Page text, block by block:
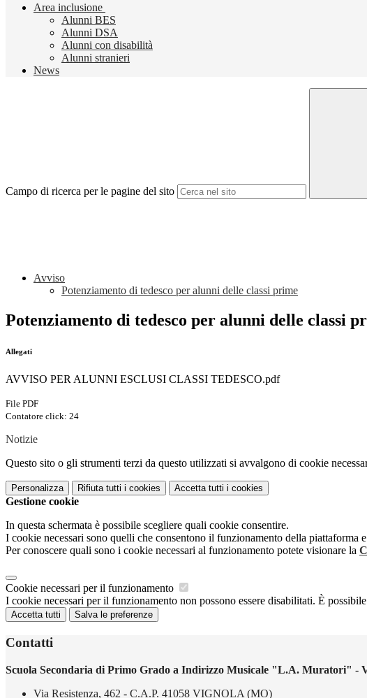
Area inclusione
Alunni BES
Alunni DSA
Alunni con disabilità
Alunni stranieri
News
Campo di ricerca per le pagine del sito
Avviso
Potenziamento di tedesco per alunni delle classi prime
Potenziamento di tedesco per alunni delle classi
Allegati
AVVISO PER ALUNNI ESCLUSI CLASSI TEDESCO.pdf
File PDF
Contatore click: 24
Notizie
Questo sito o gli strumenti terzi da questo utilizzati si avvalgono di cookie
Personalizza Rifiuta tutti i cookies Accetta tutti i cookies
Gestione cookie
In questa schermata è possibile scegliere quali cookie consentire.
I cookie necessari sono quelli che consentono il funzionamento della piattaforma
Per conoscere quali sono i cookie necessari al funzionamento potete visionare la
Cookie necessari per il funzionamento
I cookie necessari per il funzionamento non possono essere disabilitati. È
Accetta tutti Salva le preferenze
Contatti
Scuola Secondaria di Primo Grado a Indirizzo Musicale "L.A. Muratori" -
Via Resistenza, 462 - C.A.P. 41058 VIGNOLA (MO)